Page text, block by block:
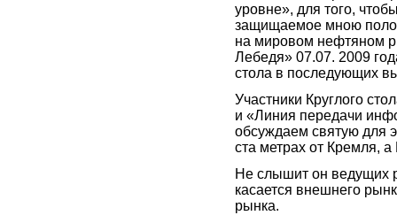
уровне», для того,
защищаемое мною
на мировом нефтяном
Лебедя» 07.07. 2009
стола в последующих
Участники Круглого
и «Линия передачи
обсуждаем святую для
ста метрах от Кремля,
Не слышит он ведущих
касается внешнего
рынка.